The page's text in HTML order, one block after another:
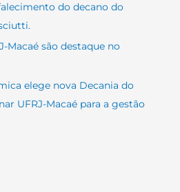
do decano do
Macaé são destaque no
elege nova Decania do
UFRJ-Macaé para a gestão